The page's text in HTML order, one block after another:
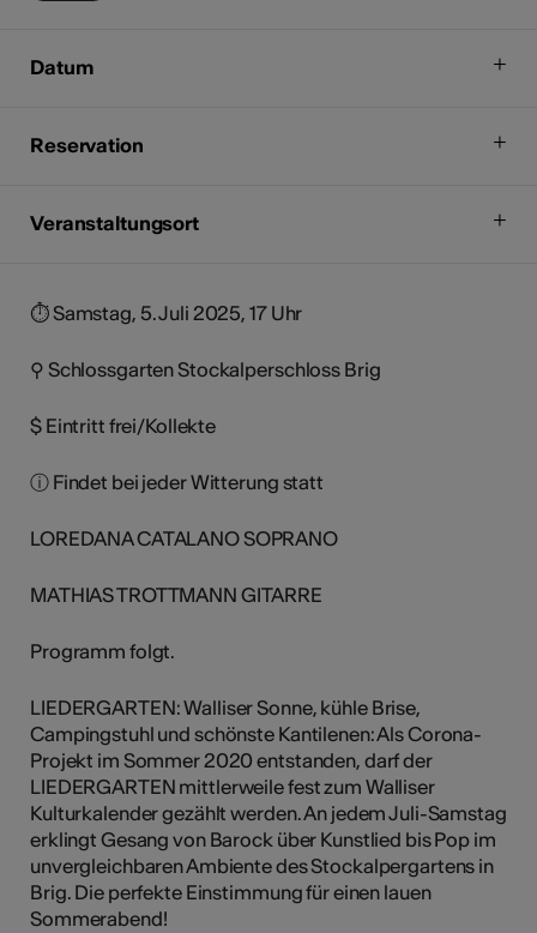
Datum
Reservation
Veranstaltungsort
⏱︎ Samstag, 5. Juli 2025, 17 Uhr
⚲ Schlossgarten Stockalperschloss Brig
$ Eintritt frei/Kollekte
ⓘ Findet bei jeder Witterung statt
LOREDANA CATALANO SOPRANO
MATHIAS TROTTMANN GITARRE
Programm folgt.
LIEDERGARTEN: Walliser Sonne, kühle Brise,
Campingstuhl und schönste Kantilenen: Als Corona-
Projekt im Sommer 2020 entstanden, darf der
LIEDERGARTEN mittlerweile fest zum Walliser
Kulturkalender gezählt werden. An jedem Juli-Samstag
erklingt Gesang von Barock über Kunstlied bis Pop im
unvergleichbaren Ambiente des Stockalpergartens in
Brig. Die perfekte Einstimmung für einen lauen
Sommerabend!